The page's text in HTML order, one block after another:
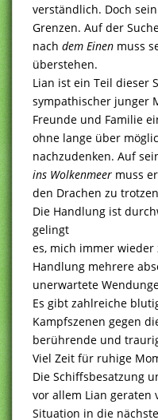
verständlich. Doch
Grenzen. Auf der
nach dem Einen muss
überstehen.
Lian ist ein Teil dieser
sympathischer junger
Freunde und Familie
ohne lange über
nachzudenken. Auf
ins Wolkenmeer muss
den Drachen zu
Die Handlung ist
gelingt
es, mich immer
Handlung mehrere
unerwartete
Es gibt zahlreiche
Kampfszenen gegen
berührende und
Viel Zeit für ruhige
Die Schiffsbesatzung
vor allem Lian geraten
Situation in die